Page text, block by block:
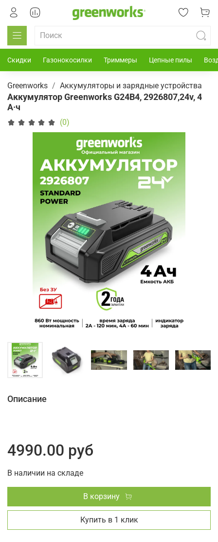
Скидки Газонокосилки Триммеры Цепные пилы
Greenworks Аккумуляторы и зарядные устройства
Аккумулятор Greenworks G24B4, 2926807,24v, 4
А·ч
(0)
Описание
4990.00 руб
В наличии на складе
В корзину
Купить в 1 клик